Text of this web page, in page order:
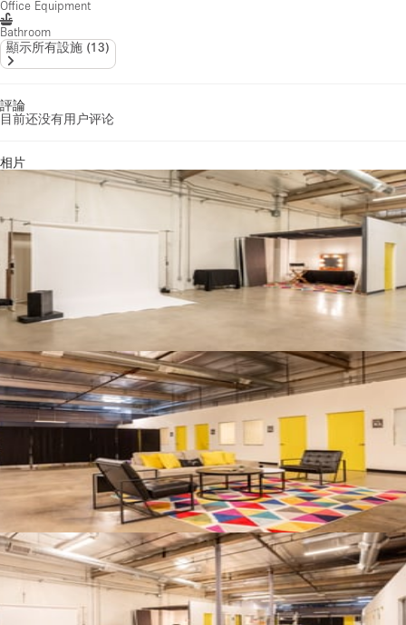
Office Equipment
Bathroom
顯示所有設施 (13)
評論
目前还没有用户评论
相片